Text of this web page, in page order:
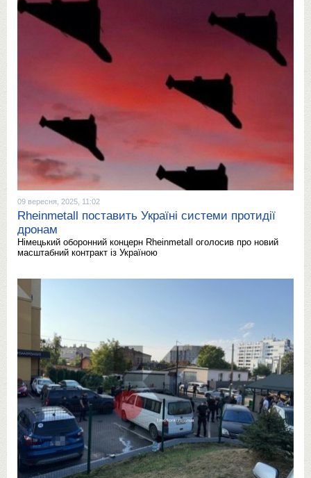
09 вересня, 2025, 11:02
Rheinmetall поставить Україні системи протидії
дронам
Німецький оборонний концерн Rheinmetall оголосив про новий
масштабний контракт із Україною